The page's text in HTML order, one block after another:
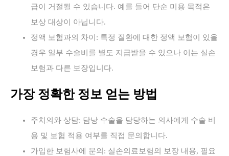
급이 거절될 수 있습니다. 예를 들어 단순 미용 목적은
보상 대상이 아닙니다.
정액 보험과의 차이: 특정 질환에 대한 정액 보험이 있을
경우 일부 수술비를 별도 지급받을 수 있으나 이는 실손
보험과 다른 보장입니다.
가장 정확한 정보 얻는 방법
주치의와 상담: 담낭 수술을 담당하는 의사에게 수술 비
용 및 보험 적용 여부를 직접 문의합니다.
가입한 보험사에 문의: 실손의료보험의 보장 내용, 필요